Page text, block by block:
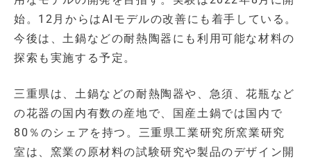
始。12月からはAIモデルの改善にも着手している。
今後は、土鍋などの耐熱陶器にも利用可能な材料の
探索も実施する予定。
三重県は、土鍋などの耐熱陶器や、急須、花瓶など
の花器の国内有数の産地で、国産土鍋では国内で
80％のシェアを持つ。三重県工業研究所窯業研究
室は、窯業の原材料の試験研究や製品のデザイン開